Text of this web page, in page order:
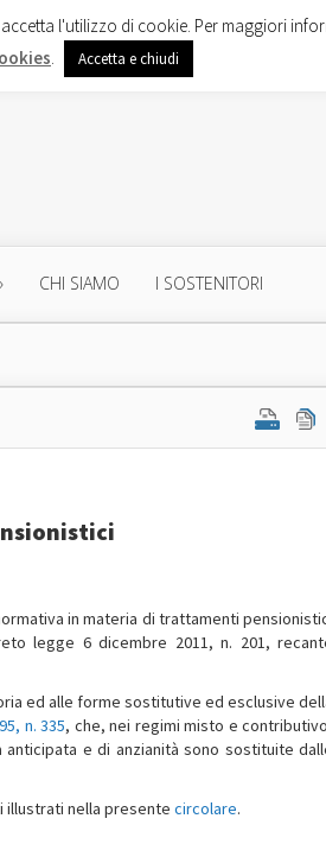
CHI SIAMO I SOSTENITORI
in materia di trattamenti
legge 6 dicembre 2011, n. 201,
ed alle forme sostitutive ed esclusive
n. 335, che, nei regimi misto e
e di anzianità sono sostituite
illustrati nella presente circolare.
l'utilizzo di cookie. Per maggiori
. Accetta e chiudi